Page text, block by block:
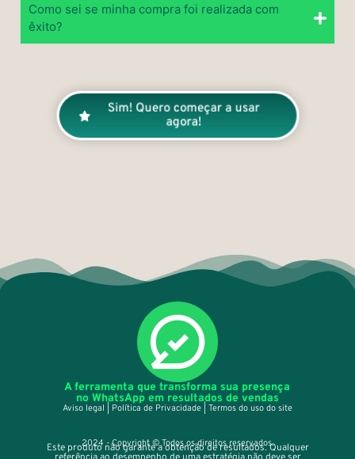
Como sei se minha compra foi realizada com
êxito?
Sim! Quero começar a usar
agora!
A ferramenta que transforma sua presença
no WhatsApp em resultados de vendas
Aviso legal | Política de Privacidade | Termos do uso do site
2024 - Copyright © Todos os direitos reservados.
Este produto não garante a obtenção de resultados. Qualquer